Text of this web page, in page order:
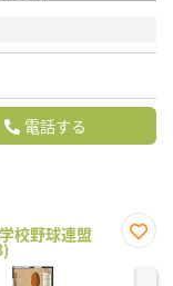
電話する
校野球連盟
に入